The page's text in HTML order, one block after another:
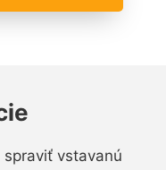
spraviť vstavanú